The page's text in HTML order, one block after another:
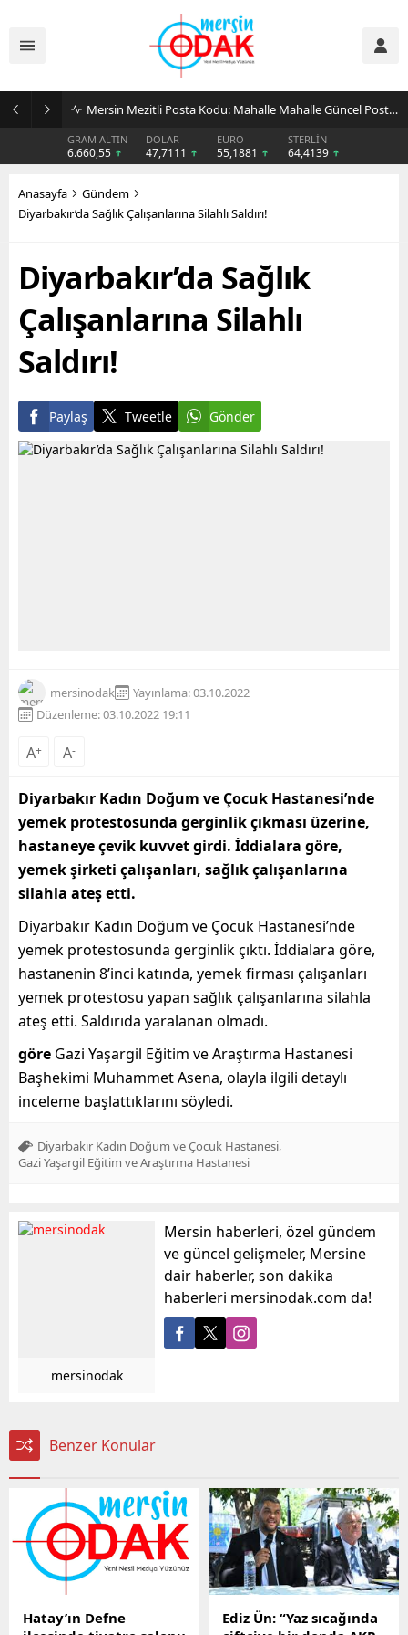
Günlük Stil İçin Erkek Sneaker Önerileri
GRAM ALTIN
6.660,55
DOLAR
47,7111
EURO
55,1881
STERLİN
64,4139
Anasayfa
Gündem
Diyarbakır’da Sağlık Çalışanlarına Silahlı Saldırı!
Diyarbakır’da Sağlık
Çalışanlarına Silahlı
Saldırı!
Paylaş Tweetle Gönder
mersinodak
Yayınlama: 03.10.2022
Düzenleme: 03.10.2022 19:11
A+ A-
Diyarbakır Kadın Doğum ve Çocuk Hastanesi’nde
yemek protestosunda gerginlik çıkması üzerine,
hastaneye çevik kuvvet girdi. İddialara göre,
yemek şirketi çalışanları, sağlık çalışanlarına
silahla ateş etti.
Diyarbakır Kadın Doğum ve Çocuk Hastanesi’nde
yemek protestosunda gerginlik çıktı. İddialara göre,
hastanenin 8’inci katında, yemek firması çalışanları
yemek protestosu yapan sağlık çalışanlarına silahla
ateş etti. Saldırıda yaralanan olmadı.
göre Gazi Yaşargil Eğitim ve Araştırma Hastanesi
Başhekimi Muhammet Asena, olayla ilgili detaylı
inceleme başlattıklarını söyledi.
Diyarbakır Kadın Doğum ve Çocuk Hastanesi
Gazi Yaşargil Eğitim ve Araştırma Hastanesi
mersinodak
Mersin haberleri, özel gündem
ve güncel gelişmeler, Mersine
dair haberler, son dakika
haberleri mersinodak.com da!
Benzer Konular
Hatay’ın Defne
Ediz Ün: “Yaz sıcağında